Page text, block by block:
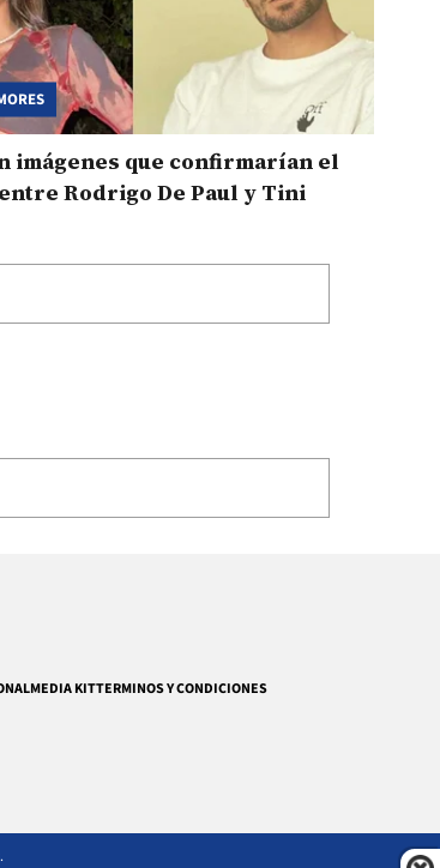
imágenes que confirmarían el
Rodrigo De Paul y Tini
MEDIA KITTERMINOS Y CONDICIONES